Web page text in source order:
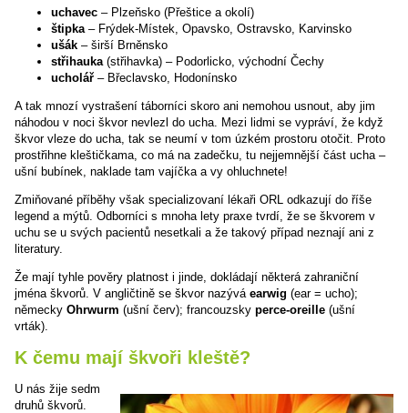
uchavec – Plzeňsko (Přeštice a okolí)
štipka– Frýdek-Místek, Opavsko, Ostravsko, Karvinsko
ušák – širší Brněnsko
střihauka(střihavka) – Podorlicko, východní Čechy
ucholář – Břeclavsko, Hodonínsko
A tak mnozí vystrašení táborníci skoro ani nemohou usnout, aby jim
náhodou v noci škvor nevlezl do ucha. Mezi lidmi se vypráví, že když
škvor vleze do ucha, tak se neumí v tom úzkém prostoru otočit. Proto
prostřihne kleštičkama, co má na zadečku, tu nejjemnější část ucha –
ušní bubínek, naklade tam vajíčka a vy ohluchnete!
Zmiňované příběhy však specializovaní lékaři ORL odkazují do říše
legend a mýtů. Odborníci s mnoha lety praxe tvrdí, že se škvorem v
uchu se u svých pacientů nesetkali a že takový případ neznají ani z
literatury.
Že mají tyhle pověry platnost i jinde, dokládají některá zahraniční
jména škvorů. V angličtině se škvor nazývá earwig (ear = ucho);
německy Ohrwurm (ušní červ); francouzsky perce-oreille (ušní
vrták).
K čemu mají škvoři kleště?
U nás žije sedm
druhů škvorů.